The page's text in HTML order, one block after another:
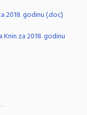
2018. godinu (.doc)
za 2018. godinu